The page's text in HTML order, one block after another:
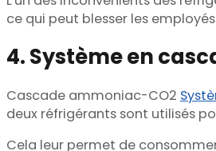
ce qui peut blesser les
4. Système en
Cascade ammoniac-CO2
deux réfrigérants sont utilisés
Cela leur permet de